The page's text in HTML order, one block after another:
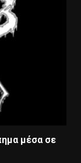
μέσα σε